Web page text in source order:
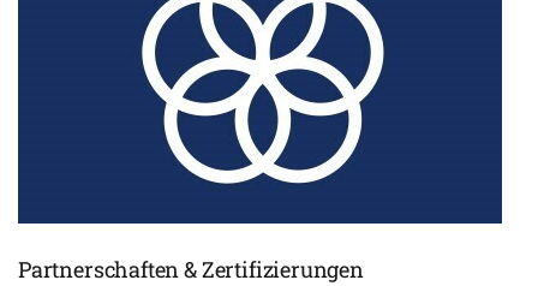
Partnerschaften & Zertifizierungen